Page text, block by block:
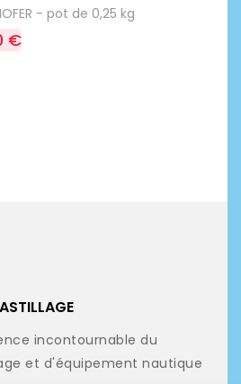
- pot de 0,25 kg
€
incontournable du
et d'équipement nautique